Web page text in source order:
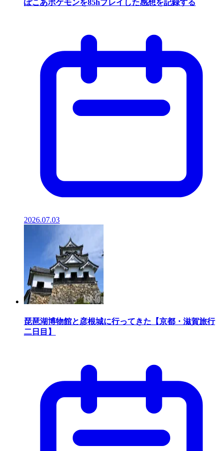
ぽこあポケモンを85hプレイした感想を記録する
2026.07.03
琵琶湖博物館と彦根城に行ってきた【京都・滋賀旅行
二日目】